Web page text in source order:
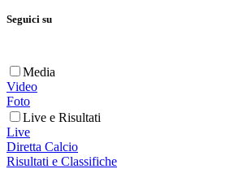
Seguici su
Media
Video
Foto
Live e Risultati
Live
Diretta Calcio
Risultati e Classifiche